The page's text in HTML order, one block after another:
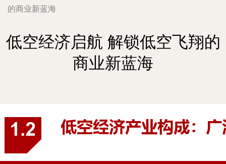
的商业新蓝海
低空经济启航 解锁低空飞翔的
商业新蓝海